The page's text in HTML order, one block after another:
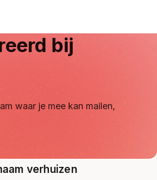
bij
waar je mee kan mailen,
verhuizen